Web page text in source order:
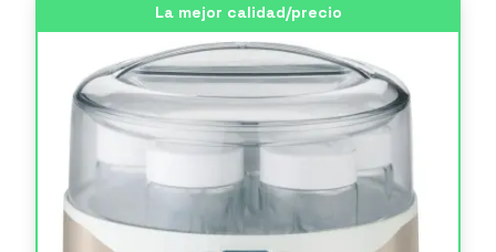
La mejor calidad/precio